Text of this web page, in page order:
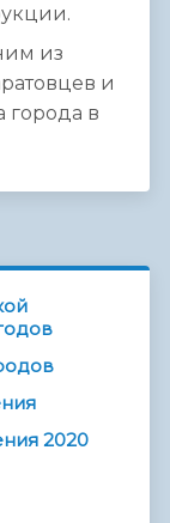
из
и
города в
2020